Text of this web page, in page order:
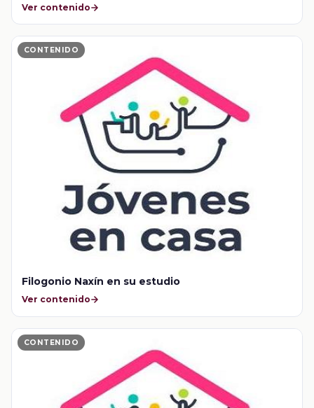
Ver contenido
CONTENIDO
Filogonio Naxín en su estudio
Ver contenido
CONTENIDO